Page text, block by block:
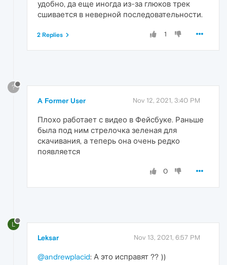
удобно, да еще иногда из-за глюков трек
сшивается в неверной последовательности.
1
2 Replies
?
A Former User Nov 12, 2021, 3:40 PM
Плохо работает с видео в Фейсбуке. Раньше
была под ним стрелочка зеленая для
скачивания, а теперь она очень редко
появляется
0
L
Leksar Nov 13, 2021, 6:57 PM
@andrewplacid: А это исправят ?? ))